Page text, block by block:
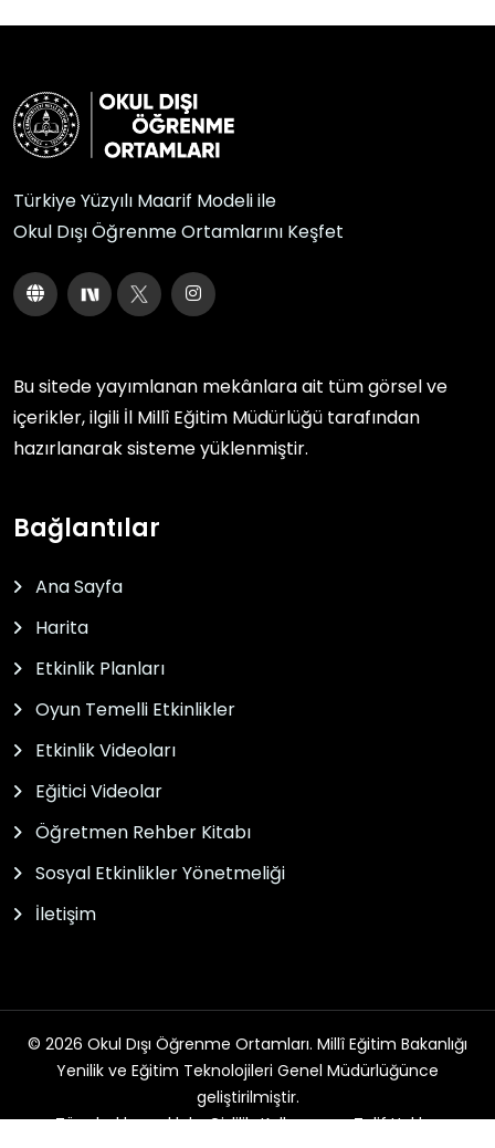
Türkiye Yüzyılı Maarif Modeli ile
Okul Dışı Öğrenme Ortamlarını Keşfet
Bu sitede yayımlanan mekânlara ait tüm görsel ve
içerikler, ilgili İl Millî Eğitim Müdürlüğü tarafından
hazırlanarak sisteme yüklenmiştir.
Bağlantılar
Ana Sayfa
Harita
Etkinlik Planları
Oyun Temelli Etkinlikler
Etkinlik Videoları
Eğitici Videolar
Öğretmen Rehber Kitabı
Sosyal Etkinlikler Yönetmeliği
İletişim
© 2026 Okul Dışı Öğrenme Ortamları. Millî Eğitim Bakanlığı
Yenilik ve Eğitim Teknolojileri Genel Müdürlüğünce
geliştirilmiştir.
Tüm hakları saklıdır. Gizlilik, Kullanım ve Telif Hakları